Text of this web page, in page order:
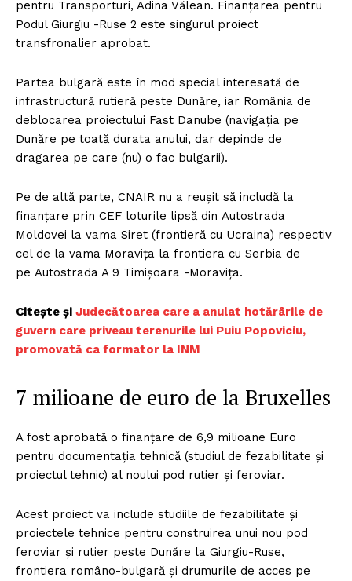
pentru Transporturi, Adina Vălean. Finanțarea pentru
Podul Giurgiu -Ruse 2 este singurul proiect
transfronalier aprobat.
Partea bulgară este în mod special interesată de
infrastructură rutieră peste Dunăre, iar România de
deblocarea proiectului Fast Danube (navigația pe
Dunăre pe toată durata anului, dar depinde de
dragarea pe care (nu) o fac bulgarii).
Pe de altă parte, CNAIR nu a reușit să includă la
finanțare prin CEF loturile lipsă din Autostrada
Moldovei la vama Siret (frontieră cu Ucraina) respectiv
cel de la vama Moravița la frontiera cu Serbia de
pe Autostrada A 9 Timișoara -Moravița.
Citește și Judecătoarea care a anulat hotărârile de
guvern care priveau terenurile lui Puiu Popoviciu,
promovată ca formator la INM
7 milioane de euro de la Bruxelles
A fost aprobată o finanțare de 6,9 milioane Euro
pentru documentația tehnică (studiul de fezabilitate și
proiectul tehnic) al noului pod rutier și feroviar.
Acest proiect va include studiile de fezabilitate și
proiectele tehnice pentru construirea unui nou pod
feroviar și rutier peste Dunăre la Giurgiu-Ruse,
frontiera româno-bulgară și drumurile de acces pe